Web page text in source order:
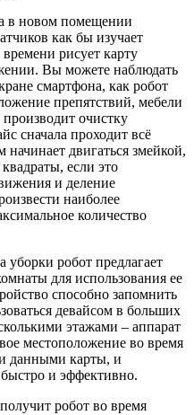
в новом помещении
как бы изучает
рисует карту
Вы можете наблюдать
смартфона, как робот
препятствий, мебели
очистку
сначала проходит всё
двигаться змейкой,
если это
и деление
наиболее
количество
уборки робот предлагает
для использования ее
способно запомнить
девайсом в больших
этажами – аппарат
местоположение во время
данными карты, и
и эффективно.
робот во время